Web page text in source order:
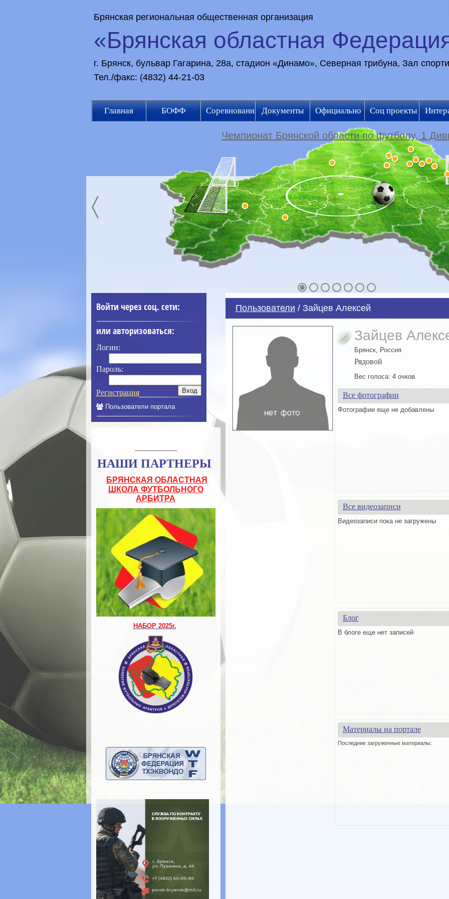
Брянская региональная общественная организация
«Брянская областная
г. Брянск, бульвар Гагарина, 28а, стадион «Динамо», Северная трибуна, Зал
Тел./факс: (4832) 44-21-03
Главная БОФФ Соревнования Документы Официально Соц проекты
Чемпионат Брянской области по футболу, 1
Войти через соц. сети:
или авторизоваться:
Логин:
Пароль:
Регистрация
Пользователи портала
НАШИ ПАРТНЕРЫ
БРЯНСКАЯ ОБЛАСТНАЯ
ШКОЛА ФУТБОЛЬНОГО
АРБИТРА
НАБОР 2025г.
Пользователи / Зайцев Алексей
Зайцев
Брянск, Россия
Рядовой
Вес голоса: 4 очков.
Все фотографии
Фотографии еще не добавлены
Все видеозаписи
Видеозаписи пока не загружены
Блог
В блоге еще нет записей
Материалы на портале
Последние загруженные материалы: